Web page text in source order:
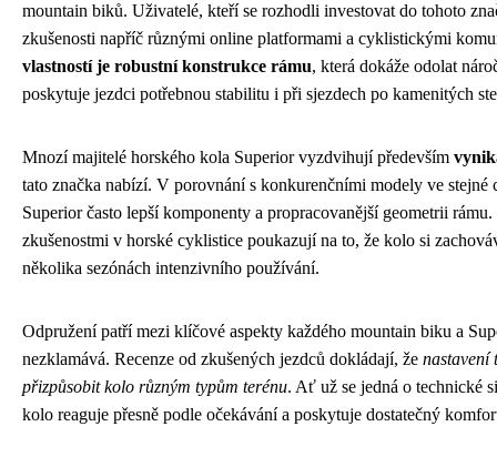
mountain biků. Uživatelé, kteří se rozhodli investovat do tohoto
zkušenosti napříč různými online platformami a cyklistickými
vlastností je robustní konstrukce rámu, která dokáže odolat
poskytuje jezdci potřebnou stabilitu i při sjezdech po kamenitých
Mnozí majitelé horského kola Superior vyzdvihují především
tato značka nabízí. V porovnání s konkurenčními modely ve stejné
Superior často lepší komponenty a propracovanější geometrii
zkušenostmi v horské cyklistice poukazují na to, že kolo si
několika sezónách intenzivního používání.
Odpružení patří mezi klíčové aspekty každého mountain biku a
nezklamává. Recenze od zkušených jezdců dokládají, že nastavení
přizpůsobit kolo různým typům terénu. Ať už se jedná o technické
kolo reaguje přesně podle očekávání a poskytuje dostatečný